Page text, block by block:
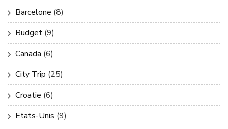
Barcelone (8)
Budget (9)
Canada (6)
City Trip (25)
Croatie (6)
Etats-Unis (9)